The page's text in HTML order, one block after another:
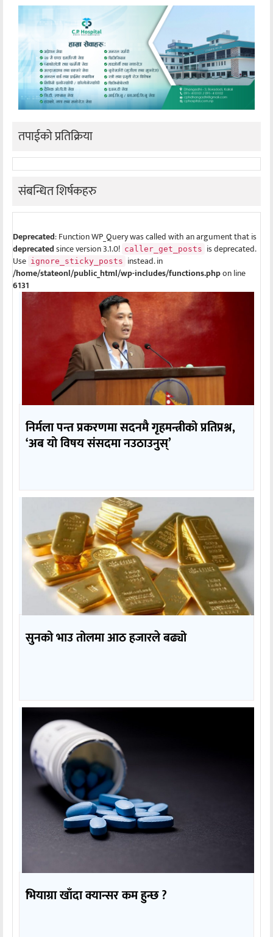
तपाईको प्रतिक्रिया
संबन्धित शिर्षकहरु
Deprecated: Function WP_Query was called with an argument that is
deprecatedsince version 3.1.0! caller_get_posts is deprecated.
Use ignore_sticky_posts instead. in
/home/stateonl/public_html/wp-includes/functions.phpon line
6131
निर्मला पन्त प्रकरणमा सदनमै गृहमन्त्रीको प्रतिप्रश्न,
‘अब यो विषय संसदमा नउठाउनुस्’
सुनको भाउ तोलमा आठ हजारले बढ्यो
भियाग्रा खाँदा क्यान्सर कम हुन्छ ?